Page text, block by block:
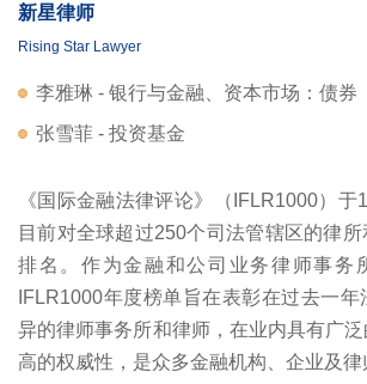
新星律师
Rising Star Lawyer
李雅琳 - 银行与金融、资本市场：债券
张雪菲 - 投资基金
《国际金融法律评论》（IFLR1000）于
目前对全球超过250个司法管辖区的律
排名。作为金融和公司业务律师事务
IFLR1000年度榜单旨在表彰在过去一
异的律师事务所和律师，在业内具有广
高的权威性，是众多金融机构、企业及律